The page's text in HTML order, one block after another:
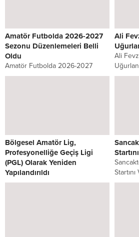
Amatör Futbolda 2026-2027
Sezonu Düzenlemeleri Belli
Oldu
Amatör Futbolda 2026-2027
Sezonu Düzenlemeleri Belli Oldu
Ali
Ali
kulübü
Bölgesel Amatör Lig,
Profesyonelliğe Geçiş Ligi
(PGL) Olarak Yeniden
Yapılandırıldı
Bölgesel Amatör Lig,